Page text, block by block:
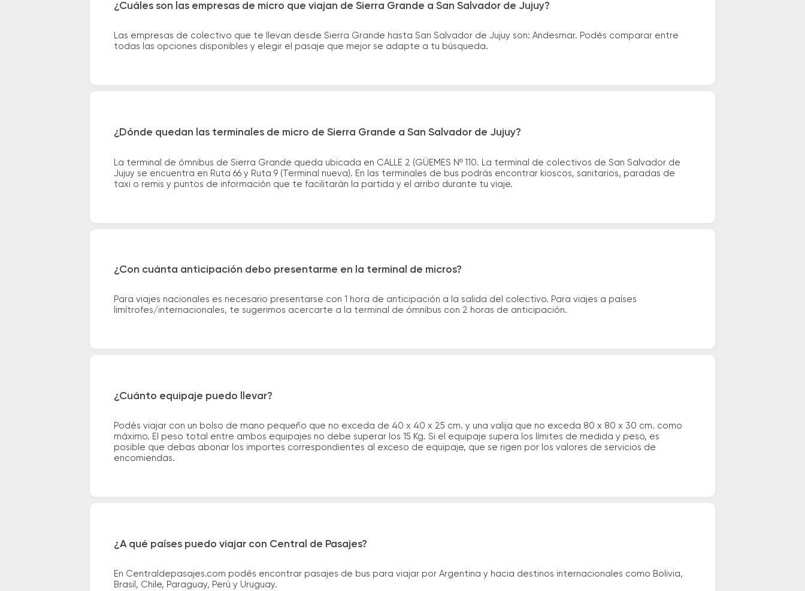
¿Cuáles son las empresas de micro que viajan de Sierra Grande a San Salvador de Jujuy?
Las empresas de colectivo que te llevan desde Sierra Grande hasta San Salvador de Jujuy son: Andesmar. Podés comparar entre
todas las opciones disponibles y elegir el pasaje que mejor se adapte a tu búsqueda.
¿Dónde quedan las terminales de micro de Sierra Grande a San Salvador de Jujuy?
La terminal de ómnibus de Sierra Grande queda ubicada en CALLE 2 (GÜEMES Nº 110. La terminal de colectivos de San Salvador de
Jujuy se encuentra en Ruta 66 y Ruta 9 (Terminal nueva). En las terminales de bus podrás encontrar kioscos, sanitarios, paradas de
taxi o remis y puntos de información que te facilitarán la partida y el arribo durante tu viaje.
¿Con cuánta anticipación debo presentarme en la terminal de micros?
Para viajes nacionales es necesario presentarse con 1 hora de anticipación a la salida del colectivo. Para viajes a países
limítrofes/internacionales, te sugerimos acercarte a la terminal de ómnibus con 2 horas de anticipación.
¿Cuánto equipaje puedo llevar?
Podés viajar con un bolso de mano pequeño que no exceda de 40 x 40 x 25 cm. y una valija que no exceda 80 x 80 x 30 cm. como
máximo. El peso total entre ambos equipajes no debe superar los 15 Kg. Si el equipaje supera los límites de medida y peso, es
posible que debas abonar los importes correspondientes al exceso de equipaje, que se rigen por los valores de servicios de
encomiendas.
¿A qué países puedo viajar con Central de Pasajes?
En Centraldepasajes.com podés encontrar pasajes de bus para viajar por Argentina y hacia destinos internacionales como Bolivia,
Brasil, Chile, Paraguay, Perú y Uruguay.